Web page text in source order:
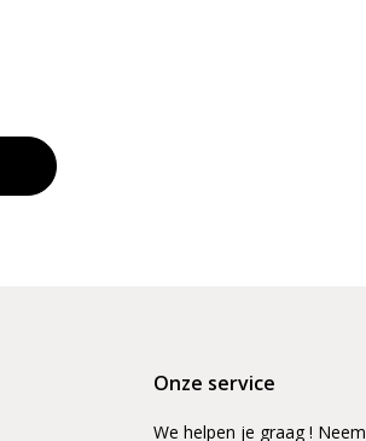
Onze service
We helpen je graag ! Neem